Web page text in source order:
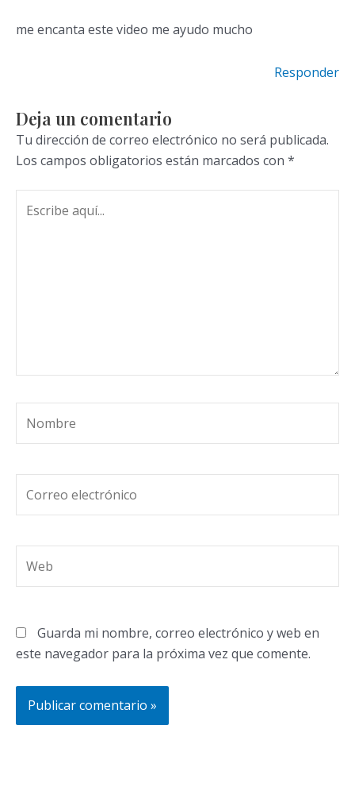
me encanta este video me ayudo mucho
Responder
Deja un comentario
Tu dirección de correo electrónico no será publicada.
Los campos obligatorios están marcados con *
aquí...
electrónico
Guarda mi nombre, correo electrónico y web en
este navegador para la próxima vez que comente.